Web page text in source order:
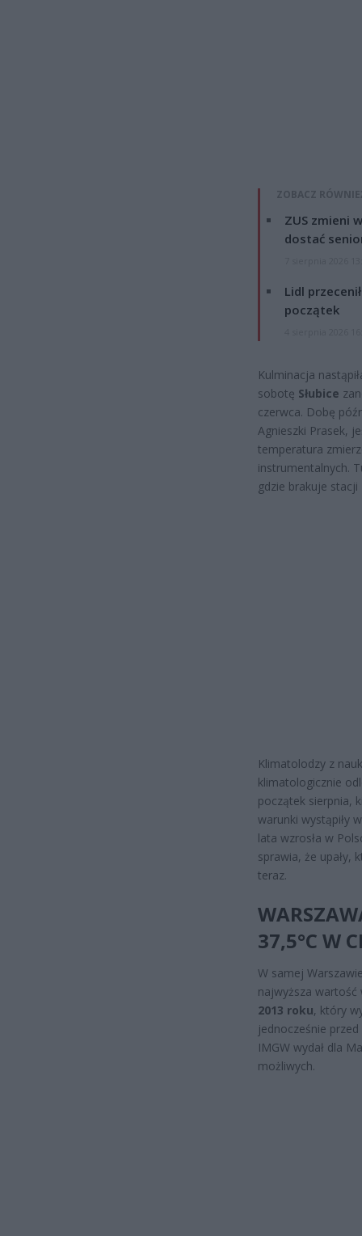
ZOBACZ
ZUS zmieni
dostać
Lidl
początek
Kulminacja
sobotę Słubice
czerwca. Dobę
Agnieszki Prasek,
temperatura
instrumentalnych.
gdzie brakuje
Klimatolodzy z
klimatologicznie
początek sierpnia,
warunki wystąpiły
lata wzrosła w
sprawia, że upały,
teraz.
37,5°C W
W samej
najwyższa
2013 roku, który
jednocześnie
IMGW wydał dla
możliwych.